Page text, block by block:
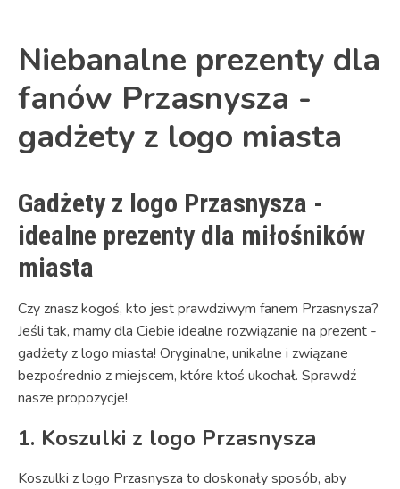
Niebanalne prezenty dla
fanów Przasnysza -
gadżety z logo miasta
Gadżety z logo Przasnysza -
idealne prezenty dla miłośników
miasta
Czy znasz kogoś, kto jest prawdziwym fanem Przasnysza?
Jeśli tak, mamy dla Ciebie idealne rozwiązanie na prezent -
gadżety z logo miasta! Oryginalne, unikalne i związane
bezpośrednio z miejscem, które ktoś ukochał. Sprawdź
nasze propozycje!
1. Koszulki z logo Przasnysza
Koszulki z logo Przasnysza to doskonały sposób, aby